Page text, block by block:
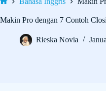
Makin Pro dengan 7 Contoh
Rieska Novia